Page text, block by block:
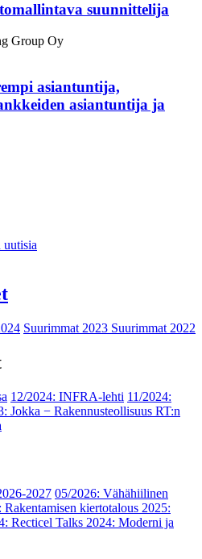
suunnittelija
Group Oy
asiantuntija,
asiantuntija ja
uutisia
Suurimmat 2023 Suurimmat 2022
12/2024: INFRA-lehti 11/2024:
Jokka − Rakennusteollisuus RT:n
2027 05/2026: Vähähiilinen
Rakentamisen kiertotalous 2025:
Recticel Talks 2024: Moderni ja